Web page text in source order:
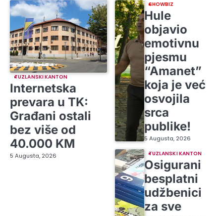
TUZLANSKI KANTON
Internetska
prevara u TK:
Građani ostali
bez više od
40.000 KM
5 Augusta, 2026
SHOWBIZ
Hule
objavio
emotivnu
pjesmu
“Amanet”
koja je već
osvojila
srca
publike!
5 Augusta, 2026
TUZLANSKI KANTON
Osigurani
besplatni
udžbenici
za sve